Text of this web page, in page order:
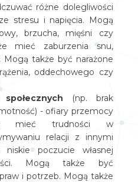
różne dolegliwości
stresu i napięcia. Mogą
brzucha, mięśni czy
mieć zaburzenia snu,
także być narażone
oddechowego czy
(np. brak
- ofiary przemocy
mieć trudności w
relacji z innymi
poczucie własnej
Mogą także być
i potrzeb. Mogą także